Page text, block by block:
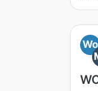
Wo